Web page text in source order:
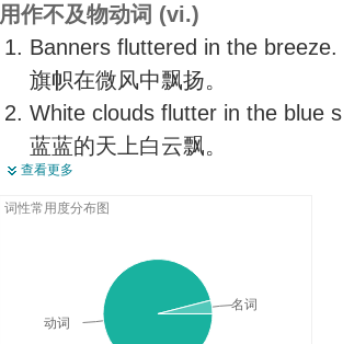
这个消息在全体教师中引起了不
用作不及物动词 (vi.)
Banners fluttered in the breeze.
旗帜在微风中飘扬。
White clouds flutter in the blue
蓝蓝的天上白云飘。
The young bird fluttered its
雏鸟拍打着它的翅膀。
他害怕得心怦怦乱跳。
They flutter about nervously in
查看更多
词性常用度分布图
动词
名词